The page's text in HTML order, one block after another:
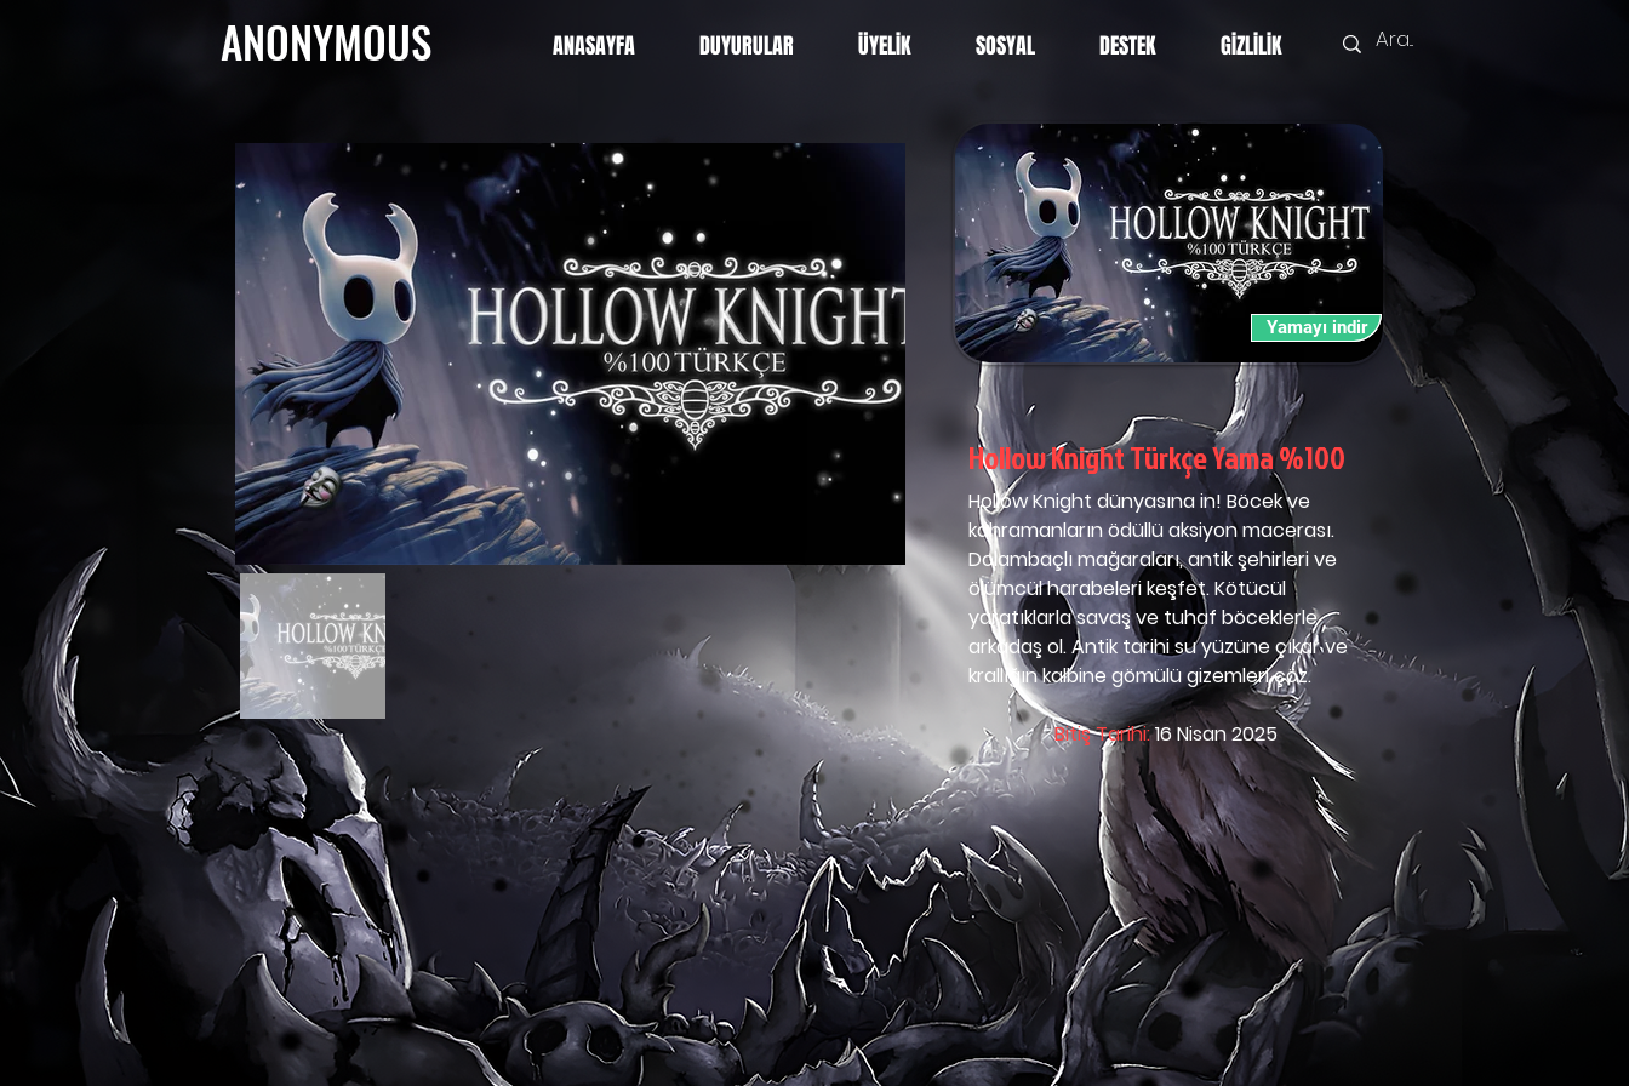
ANONYMOUS ANASAYFA DUYURULAR ÜYELİK SOSYAL DESTEK GİZLİLİK
Yamayı indir
Hollow Knight Türkçe Yama %100
Hollow Knight dünyasına in! Böcek ve
kahramanların ödüllü aksiyon macerası.
Dolambaçlı mağaraları, antik şehirleri ve
ölümcül harabeleri keşfet. Kötücül
yaratıklarla savaş ve tuhaf böceklerle
arkadaş ol. Antik tarihi su yüzüne çıkar ve
krallığın kalbine gömülü gizemleri çöz.
Bitiş Tarihi: 16 Nisan 2025